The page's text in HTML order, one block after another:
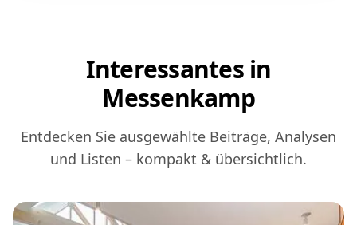
Interessantes in
Messenkamp
Entdecken Sie ausgewählte Beiträge, Analysen
und Listen – kompakt & übersichtlich.